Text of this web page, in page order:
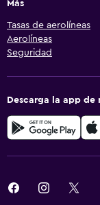
Más
Tasas de aerolíneas
Aerolíneas
Seguridad
Descarga la app de